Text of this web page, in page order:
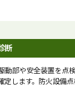
断
動部や安全装置を点
定します。防火設備点